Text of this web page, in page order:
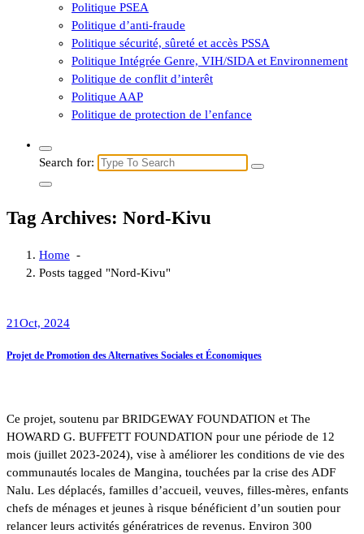
Politique PSEA
Politique d’anti-fraude
Politique sécurité, sûreté et accès PSSA
Politique Intégrée Genre, VIH/SIDA et Environnement
Politique de conflit d’interêt
Politique AAP
Politique de protection de l’enfance
Search for:
Tag Archives: Nord-Kivu
Home -
Posts tagged "Nord-Kivu"
21Oct, 2024
Projet de Promotion des Alternatives Sociales et Économiques
Ce projet, soutenu par BRIDGEWAY FOUNDATION et The
HOWARD G. BUFFETT FOUNDATION pour une période de 12
mois (juillet 2023-2024), vise à améliorer les conditions de vie des
communautés locales de Mangina, touchées par la crise des ADF
Nalu. Les déplacés, familles d’accueil, veuves, filles-mères, enfants
chefs de ménages et jeunes à risque bénéficient d’un soutien pour
relancer leurs activités génératrices de revenus. Environ 300